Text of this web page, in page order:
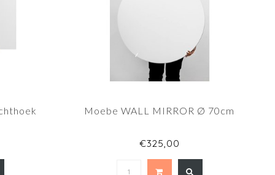
Moebe WALL MIRROR Ø 70cm
€325,00